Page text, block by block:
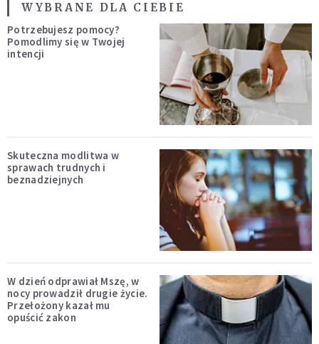
WYBRANE DLA CIEBIE
Potrzebujesz pomocy?
Pomodlimy się w Twojej
intencji
Skuteczna modlitwa w
sprawach trudnych i
beznadziejnych
W dzień odprawiał Mszę, w
nocy prowadził drugie życie.
Przełożony kazał mu
opuścić zakon